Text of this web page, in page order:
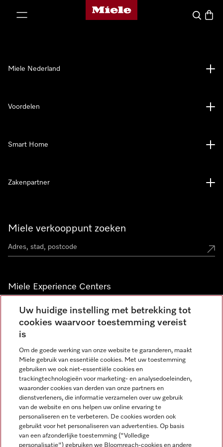
Homepage van Miele
Wat zoek
Miele verkooppunt zoeken
Miele Experience Centers
Vind jouw Miele Experience Center
Nieuwsbrief
Miele Nederland
Voordelen
Smart Home
Zakenpartner
Miele op Instagram
Miele op Facebook
Miele op Youtube
Uw huidige instelling met betrekking tot
cookies waarvoor toestemming vereist
is
Om de goede werking van onze website te garanderen, maakt
Miele gebruik van essentiële cookies. Met uw toestemming
gebruiken we ook niet-essentiële cookies en
trackingtechnologieën voor marketing- en analysedoeleinden,
waaronder cookies van derden van onze partners en
dienstverleners, die informatie verzamelen over uw gebruik
van de website en ons helpen uw online ervaring te
personaliseren en te verbeteren. De cookies worden ook
gebruikt voor het personaliseren van advertenties. Op basis
van een afzonderlijke toestemming ("Volledige
personalisatie") gebruiken we Bloomreach-cookies en andere